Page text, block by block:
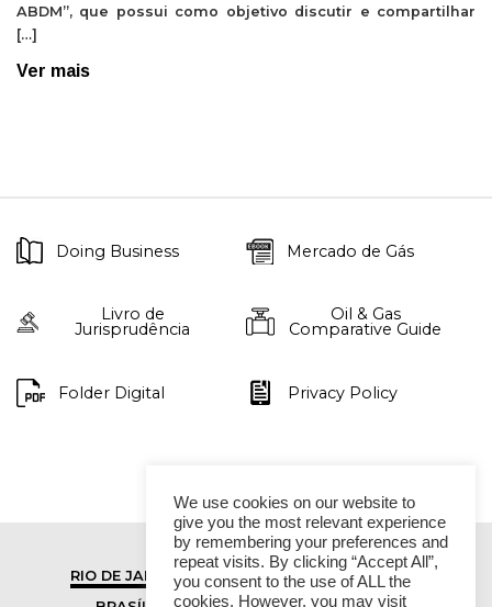
ABDM”, que possui como objetivo discutir e compartilhar
[…]
Ver mais
Doing Business Mercado de Gás
Livro de
Jurisprudência
Oil & Gas
Comparative Guide
Folder Digital Privacy Policy
RIO DE JANEIRO
SÃO PAULO
We use cookies on our website to
give you the most relevant experience
by remembering your preferences and
repeat visits. By clicking “Accept All”,
you consent to the use of ALL the
cookies. However, you may visit